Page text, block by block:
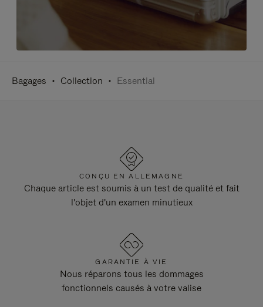
Bagages Collection Essential
CONÇU EN ALLEMAGNE
Chaque article est soumis à un test de qualité et fait
l'objet d'un examen minutieux
GARANTIE À VIE
Nous réparons tous les dommages
fonctionnels causés à votre valise